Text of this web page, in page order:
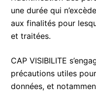
une durée qui
aux finalités pour
et traitées.
CAP VISIBILITE
précautions utiles
données, et